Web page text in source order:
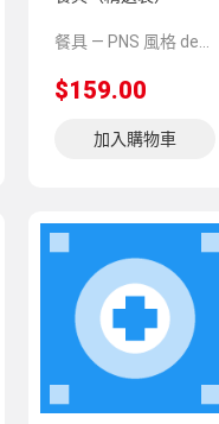
$159.00
加入購物車